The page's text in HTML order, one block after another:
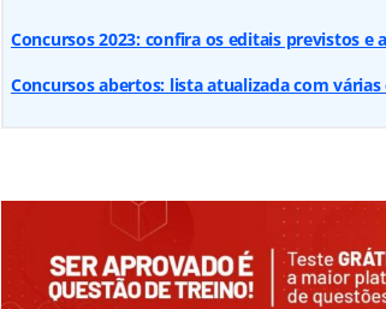
Concursos 2023: confira os editais previstos e
Concursos abertos: lista atualizada com